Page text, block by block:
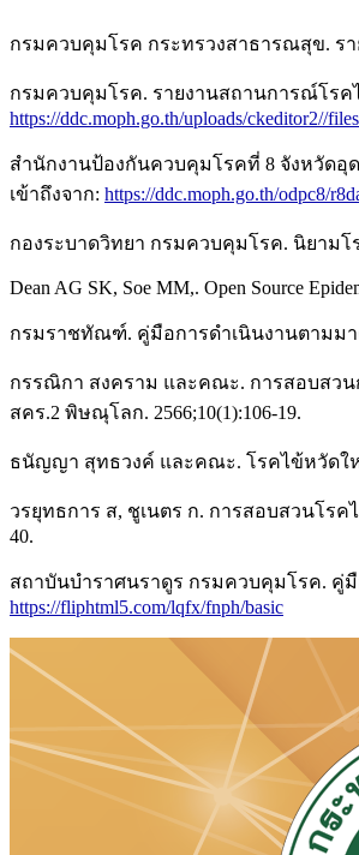
กรมควบคุมโรค กระทรวงสาธารณสุข. ราย
กรมควบคุมโรค. รายงานสถานการณ์โรคไ
https://ddc.moph.go.th/uploads/ckeditor2//
สำนักงานป้องกันควบคุมโรคที่ 8 จังหวัดอุด
เข้าถึงจาก: https://ddc.moph.go.th/odpc8/
กองระบาดวิทยา กรมควบคุมโรค. นิยามโ
Dean AG SK, Soe MM,. Open Source
กรมราชทัณฑ์. คู่มือการดำเนินงานตามมา
กรรณิกา สงคราม และคณะ. การสอบสวน
สคร.2 พิษณุโลก. 2566;10(1):106-19.
ธนัญญา สุทธวงค์ และคณะ. โรคไข้หวัดให
วรยุทธการ ส, ชูเนตร ก. การสอบสวนโร
40.
สถาบันบำราศนราดูร กรมควบคุมโรค. คู่มื
https://fliphtml5.com/lqfx/fnph/basic